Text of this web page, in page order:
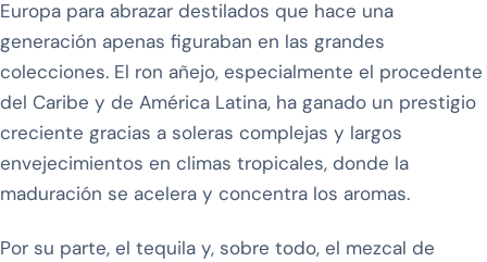
Europa para abrazar destilados que hace una
generación apenas figuraban en las grandes
colecciones. El ron añejo, especialmente el procedente
del Caribe y de América Latina, ha ganado un prestigio
creciente gracias a soleras complejas y largos
envejecimientos en climas tropicales, donde la
maduración se acelera y concentra los aromas.
Por su parte, el tequila y, sobre todo, el mezcal de